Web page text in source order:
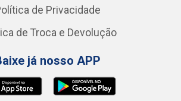
de Privacidade
de Troca e Devolução
já nosso APP